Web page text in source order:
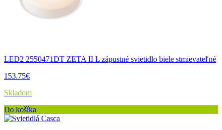
LED2 2550471DT ZETA II L zápustné svietidlo biele stmievateľné
153.75€
Skladom
Do košíka